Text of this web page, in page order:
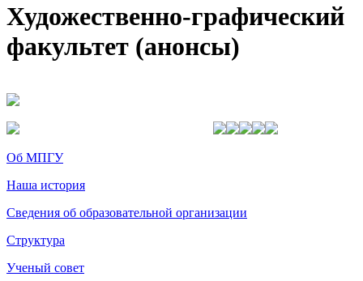
Художественно-графический
факультет (анонсы)
Об МПГУ
Наша история
Сведения об образовательной организации
Структура
Ученый совет